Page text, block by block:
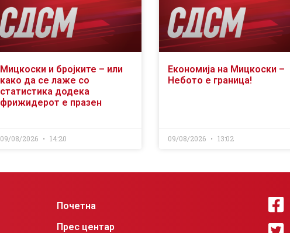
Мицкоски и бројките – или
како да се лаже со
статистика додека
фрижидерот е празен
09/08/2026 14:20
Економија на Мицкоски –
Небото е граница!
09/08/2026 13:02
Почетна
Прес центар